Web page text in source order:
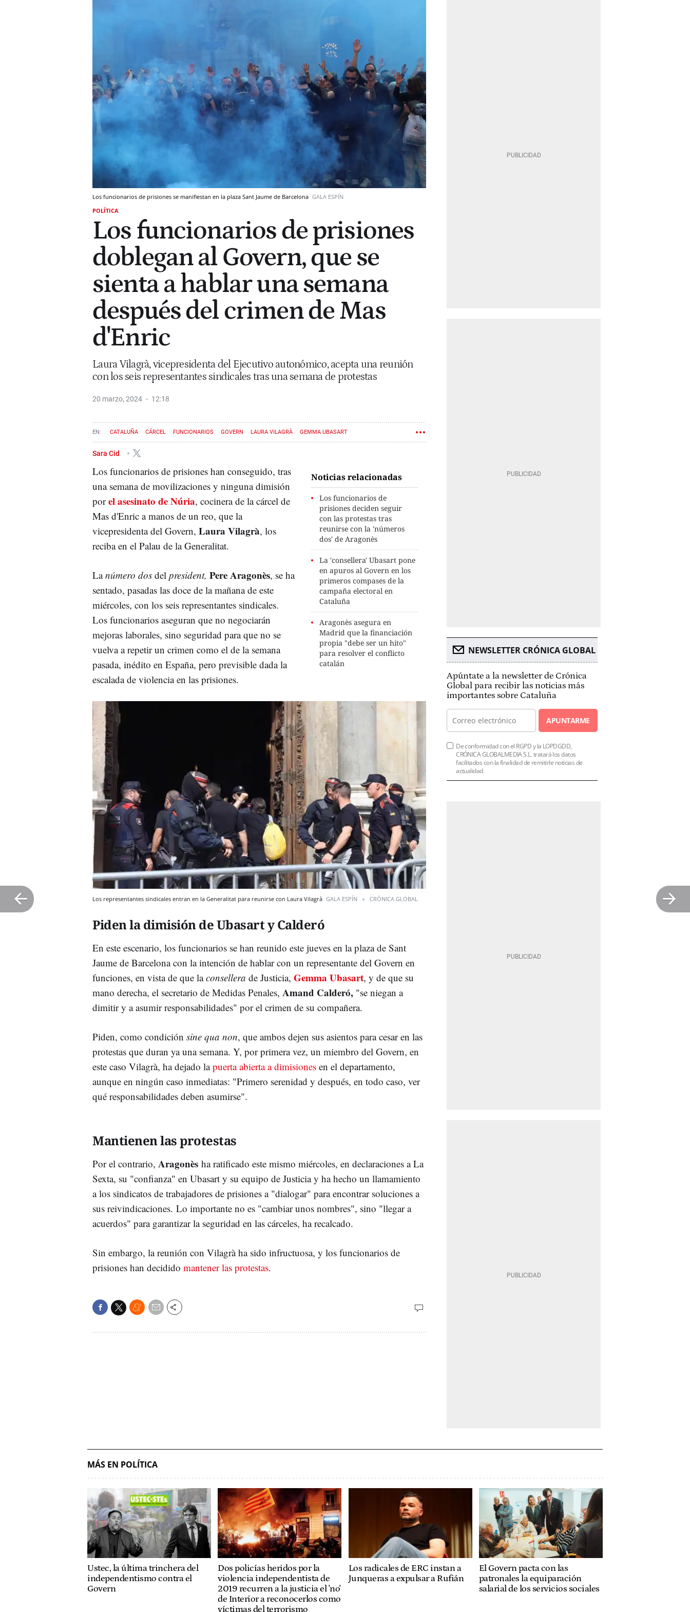
Los funcionarios de prisiones se manifiestan en la plaza Sant Jaume de Barcelona GALA ESPÍN
POLÍTICA
Los funcionarios de prisiones
doblegan al Govern, que se
sienta a hablar una semana
después del crimen de Mas
d'Enric
Laura Vilagrà, vicepresidenta del Ejecutivo autonómico, acepta una reunión
con los seis representantes sindicales tras una semana de protestas
20 marzo, 2024 12:18
CATALUÑA CÁRCEL FUNCIONARIOS GOVERN LAURA VILAGRÀ GEMMA UBASART
Sara Cid
Noticias relacionadas
Los funcionarios de
prisiones deciden seguir
con las protestas tras
reunirse con la 'números
dos' de Aragonès
La 'consellera' Ubasart pone
en apuros al Govern en los
primeros compases de la
campaña electoral en
Cataluña
Aragonès asegura en
Madrid que la financiación
propia "debe ser un hito"
para resolver el conflicto
catalán
Los funcionarios de prisiones han conseguido, tras
una semana de movilizaciones y ninguna dimisión
porel asesinato de Núria, cocinera de la cárcel de
Mas d'Enric a manos de un reo, que la
vicepresidenta del Govern, Laura Vilagrà, los
reciba en el Palau de la Generalitat.
Lanúmero dos del president, Pere Aragonès, se ha
sentado, pasadas las doce de la mañana de este
miércoles, con los seis representantes sindicales.
Los funcionarios aseguran que no negociarán
mejoras laborales, sino seguridad para que no se
vuelva a repetir un crimen como el de la semana
pasada, inédito en España, pero previsible dada la
escalada de violencia en las prisiones.
Los representantes sindicales entran en la Generalitat para reunirse con Laura Vilagrà GALA ESPÍN CRÓNICA GLOBAL
Piden la dimisión de Ubasart y Calderó
En este escenario, los funcionarios se han reunido este jueves en la plaza de Sant
Jaume de Barcelona con la intención de hablar con un representante del Govern en
funciones, en vista de que laconsellera de Justicia, Gemma Ubasart, y de que su
mano derecha, el secretario de Medidas Penales, Amand Calderó, "se niegan a
dimitir y a asumir responsabilidades" por el crimen de su compañera.
Piden, como condición sine qua non, que ambos dejen sus asientos para cesar en las
protestas que duran ya una semana. Y, por primera vez, un miembro del Govern, en
este caso Vilagrà, ha dejado lapuerta abierta a dimisiones en el departamento,
aunque en ningún caso inmediatas: "Primero serenidad y después, en todo caso, ver
qué responsabilidades deben asumirse".
Mantienen las protestas
Por el contrario, Aragonès ha ratificado este mismo miércoles, en declaraciones a La
Sexta, su "confianza" en Ubasart y su equipo de Justicia y ha hecho un llamamiento
a los sindicatos de trabajadores de prisiones a "dialogar" para encontrar soluciones a
sus reivindicaciones. Lo importante no es "cambiar unos nombres", sino "llegar a
acuerdos" para garantizar la seguridad en las cárceles, ha recalcado.
Sin embargo, la reunión con Vilagrà ha sido infructuosa, y los funcionarios de
prisiones han decidido mantener las protestas.
NEWSLETTER CRÓNICA GLOBAL
Apúntate a la newsletter de Crónica
Global para recibir las noticias más
importantes sobre Cataluña
APUNTARME
De conformidad con el RGPD y la LOPDGDD,
CRÓNICA GLOBALMEDIA S.L. tratará los datos
facilitados con la finalidad de remitirle noticias de
actualidad.
MÁS EN POLÍTICA
Ustec, la última trinchera del
independentismo contra el
Govern
Dos policías heridos por la
violencia independentista de
2019 recurren a la justicia el 'no'
de Interior a reconocerlos como
víctimas del terrorismo
Los radicales de ERC instan a
Junqueras a expulsar a Rufián
El Govern pacta con las
patronales la equiparación
salarial de los servicios sociales